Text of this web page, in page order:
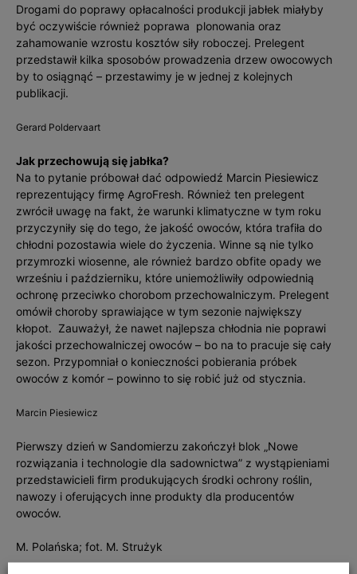
Drogami do poprawy opłacalności produkcji jabłek miałyby
być oczywiście również poprawa plonowania oraz
zahamowanie wzrostu kosztów siły roboczej. Prelegent
przedstawił kilka sposobów prowadzenia drzew owocowych
by to osiągnąć – przestawimy je w jednej z kolejnych
publikacji.
Gerard Poldervaart
Jak przechowują się jabłka?
Na to pytanie próbował dać odpowiedź Marcin Piesiewicz
reprezentujący firmę AgroFresh. Również ten prelegent
zwrócił uwagę na fakt, że warunki klimatyczne w tym roku
przyczyniły się do tego, że jakość owoców, która trafiła do
chłodni pozostawia wiele do życzenia. Winne są nie tylko
przymrozki wiosenne, ale również bardzo obfite opady we
wrześniu i październiku, które uniemożliwiły odpowiednią
ochronę przeciwko chorobom przechowalniczym. Prelegent
omówił choroby sprawiające w tym sezonie największy
kłopot. Zauważył, że nawet najlepsza chłodnia nie poprawi
jakości przechowalniczej owoców – bo na to pracuje się cały
sezon. Przypomniał o konieczności pobierania próbek
owoców z komór – powinno to się robić już od stycznia.
Marcin Piesiewicz
Pierwszy dzień w Sandomierzu zakończył blok „Nowe
rozwiązania i technologie dla sadownictwa” z wystąpieniami
przedstawicieli firm produkujących środki ochrony roślin,
nawozy i oferujących inne produkty dla producentów
owoców.
M. Polańska; fot. M. Strużyk